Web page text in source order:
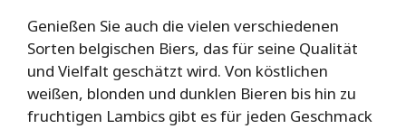
Genießen Sie auch die vielen verschiedenen
Sorten belgischen Biers, das für seine Qualität
und Vielfalt geschätzt wird. Von köstlichen
weißen, blonden und dunklen Bieren bis hin zu
fruchtigen Lambics gibt es für jeden Geschmack